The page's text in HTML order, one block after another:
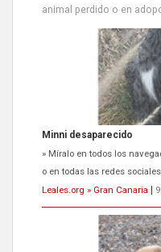
animal perdido o en
Siami Perdida
Se llama Siami,es hembra
oreja,cariñosa,mimosa pero
Leales.org » Gran Canaria